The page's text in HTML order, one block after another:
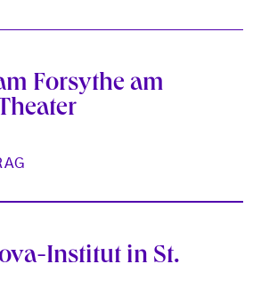
Forsythe am
Institut in St.